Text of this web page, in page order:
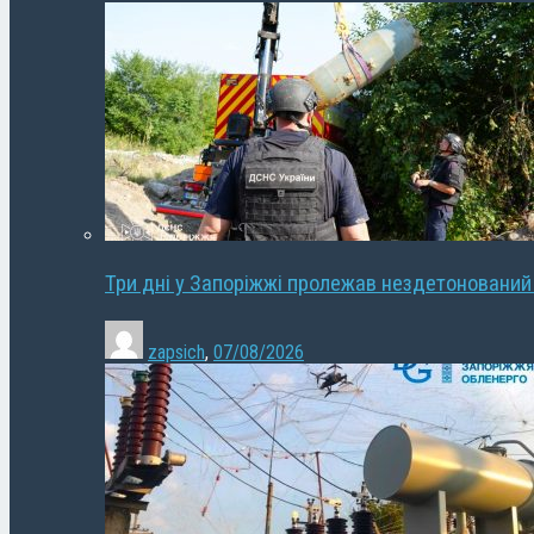
Три дні у Запоріжжі пролежав
zapsich, 07/08/2026